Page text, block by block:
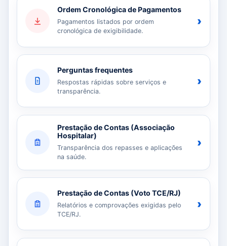
Ordem Cronológica de Pagamentos
Pagamentos listados por ordem
cronológica de exigibilidade.
›
Perguntas frequentes
Respostas rápidas sobre serviços e
transparência.
›
Prestação de Contas (Associação
Hospitalar)
Transparência dos repasses e aplicações
na saúde.
›
Prestação de Contas (Voto TCE/RJ)
Relatórios e comprovações exigidas pelo
TCE/RJ.
›